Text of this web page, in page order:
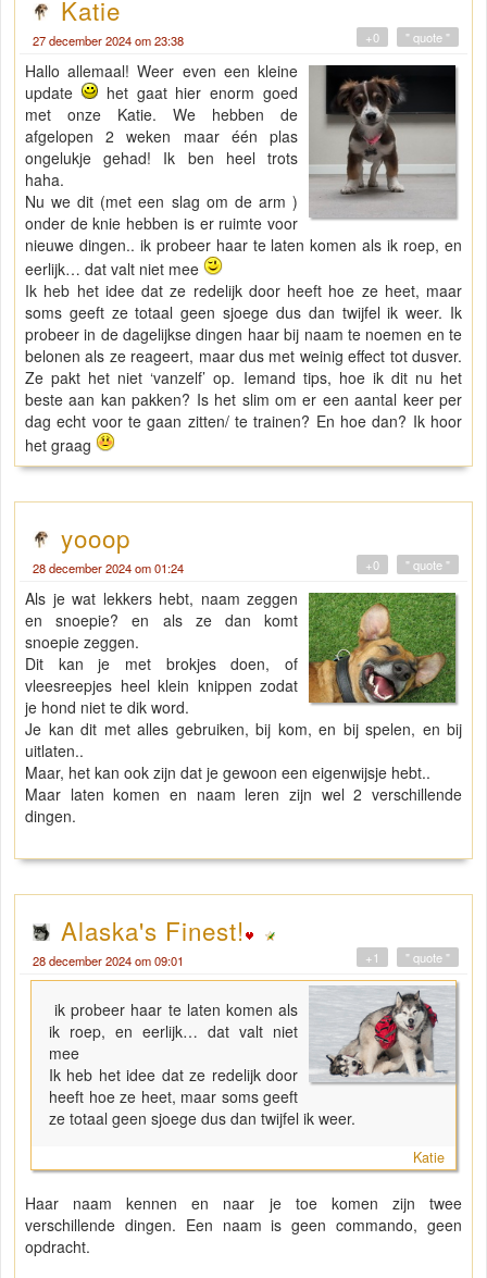
Katie
27 december 2024 om 23:38 " quote "
+0
Hallo allemaal! Weer even een kleine
update
het gaat hier enorm goed
met onze Katie. We hebben de
afgelopen 2 weken maar één plas
ongelukje gehad! Ik ben heel trots
haha.
Nu we dit (met een slag om de arm )
onder de knie hebben is er ruimte voor
nieuwe dingen.. ik probeer haar te laten komen als ik roep, en
eerlijk… dat valt niet mee
Ik heb het idee dat ze redelijk door heeft hoe ze heet, maar
soms geeft ze totaal geen sjoege dus dan twijfel ik weer. Ik
probeer in de dagelijkse dingen haar bij naam te noemen en te
belonen als ze reageert, maar dus met weinig effect tot dusver.
Ze pakt het niet ‘vanzelf’ op. Iemand tips, hoe ik dit nu het
beste aan kan pakken? Is het slim om er een aantal keer per
dag echt voor te gaan zitten/ te trainen? En hoe dan? Ik hoor
het graag
yooop
28 december 2024 om 01:24 " quote "
+0
Als je wat lekkers hebt, naam zeggen
en snoepie? en als ze dan komt
snoepie zeggen.
Dit kan je met brokjes doen, of
vleesreepjes heel klein knippen zodat
je hond niet te dik word.
Je kan dit met alles gebruiken, bij kom, en bij spelen, en bij
uitlaten..
Maar, het kan ook zijn dat je gewoon een eigenwijsje hebt..
Maar laten komen en naam leren zijn wel 2 verschillende
dingen.
Alaska's Finest!
28 december 2024 om 09:01 " quote "
+1
ik probeer haar te laten komen als
ik roep, en eerlijk… dat valt niet
mee
Ik heb het idee dat ze redelijk door
heeft hoe ze heet, maar soms geeft
ze totaal geen sjoege dus dan twijfel ik weer.
Katie
Haar naam kennen en naar je toe komen zijn twee
verschillende dingen. Een naam is geen commando, geen
opdracht.